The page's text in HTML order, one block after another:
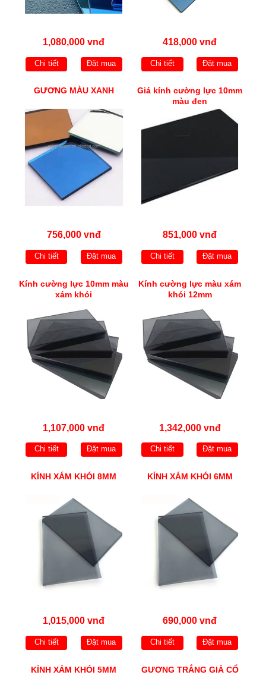
1,080,000 vnđ
Chi tiết Đặt mua
418,000 vnđ
Chi tiết Đặt mua
GƯƠNG MÀU XANH
756,000 vnđ
Chi tiết Đặt mua
Giá kính cường lực 10mm
màu đen
851,000 vnđ
Chi tiết Đặt mua
Kính cường lực 10mm màu
xám khói
1,107,000 vnđ
Chi tiết Đặt mua
Kính cường lực màu xám
khói 12mm
1,342,000 vnđ
Chi tiết Đặt mua
KÍNH XÁM KHÓI 8MM
1,015,000 vnđ
Chi tiết Đặt mua
KÍNH XÁM KHÓI 6MM
690,000 vnđ
Chi tiết Đặt mua
KÍNH XÁM KHÓI 5MM GƯƠNG TRẮNG GIẢ CỔ